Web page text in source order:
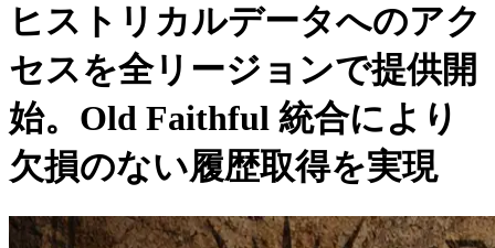
ヒストリカルデータへのアク
セスを全リージョンで提供開
始。Old Faithful 統合により
欠損のない履歴取得を実現